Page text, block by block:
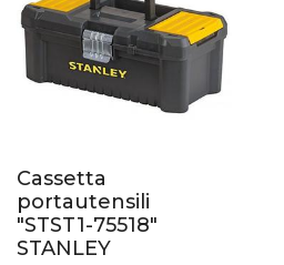
Cassetta
portautensili
"STST1-75518"
STANLEY